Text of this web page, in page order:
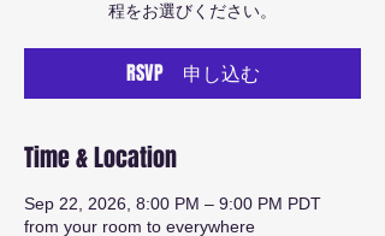
程をお選びください。
RSVP 申し込む
Time & Location
Sep 22, 2026, 8:00 PM – 9:00 PM PDT
from your room to everywhere